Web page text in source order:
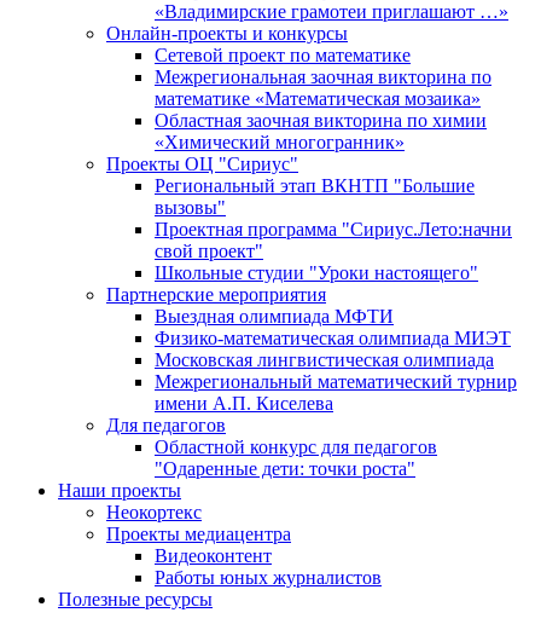
«Владимирские грамотеи приглашают …»
Онлайн-проекты и конкурсы
Сетевой проект по математике
Межрегиональная заочная викторина по
математике «Математическая мозаика»
Областная заочная викторина по химии
«Химический многогранник»
Проекты ОЦ "Сириус"
Региональный этап ВКНТП "Большие
вызовы"
Проектная программа "Сириус.Лето:начни
свой проект"
Школьные студии "Уроки настоящего"
Партнерские мероприятия
Выездная олимпиада МФТИ
Физико-математическая олимпиада МИЭТ
Московская лингвистическая олимпиада
Межрегиональный математический турнир
имени А.П. Киселева
Для педагогов
Областной конкурс для педагогов
"Одаренные дети: точки роста"
Наши проекты
Неокортекс
Проекты медиацентра
Видеоконтент
Работы юных журналистов
Полезные ресурсы